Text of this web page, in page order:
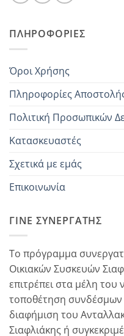
ΠΛΗΡΟΦΟΡΊΕΣ
Όροι Χρήσης
Πληροφορίες
Πολιτική Προσωπικών
Κατασκευαστές
Σχετικά με εμάς
Επικοινωνία
ΓΊΝΕ ΣΥΝΕΡΓΆΤΗΣ
Το πρόγραμμα
Οικιακών Συσκευών
επιτρέπει στα μέλη
τοποθέτηση συνδέσμων
διαφήμιση του
Σιαφλιάκης ή